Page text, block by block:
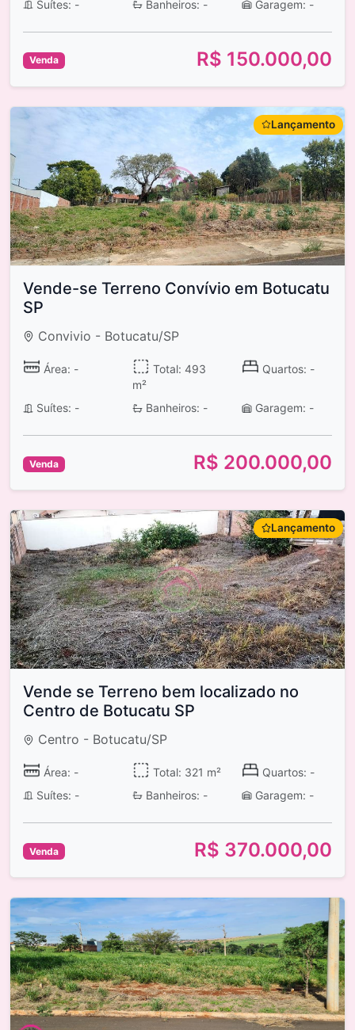
Suítes: - Banheiros: - Garagem: -
Venda R$ 150.000,00
Lançamento
Vende-se Terreno Convívio em Botucatu
SP
Convivio - Botucatu/SP
Área: -
Total: 493
m²
Quartos: -
Suítes: - Banheiros: - Garagem: -
Venda R$ 200.000,00
Lançamento
Vende se Terreno bem localizado no
Centro de Botucatu SP
Centro - Botucatu/SP
Área: - Total: 321 m²
Quartos: -
Suítes: -
Banheiros: - Garagem: -
Venda R$ 370.000,00